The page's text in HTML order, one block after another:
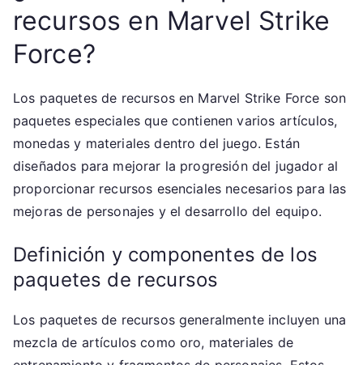
recursos en Marvel Strike
Force?
Los paquetes de recursos en Marvel Strike Force son
paquetes especiales que contienen varios artículos,
monedas y materiales dentro del juego. Están
diseñados para mejorar la progresión del jugador al
proporcionar recursos esenciales necesarios para las
mejoras de personajes y el desarrollo del equipo.
Definición y componentes de los
paquetes de recursos
Los paquetes de recursos generalmente incluyen una
mezcla de artículos como oro, materiales de